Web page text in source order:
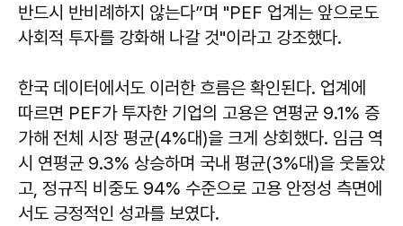
반드시 반비례하지 않는다”며 "PEF 업계는 앞으로도
사회적 투자를 강화해 나갈 것"이라고 강조했다.
한국 데이터에서도 이러한 흐름은 확인된다. 업계에
따르면 PEF가 투자한 기업의 고용은 연평균 9.1% 증
가해 전체 시장 평균(4%대)을 크게 상회했다. 임금 역
시 연평균 9.3% 상승하며 국내 평균(3%대)을 웃돌았
고, 정규직 비중도 94% 수준으로 고용 안정성 측면에
서도 긍정적인 성과를 보였다.